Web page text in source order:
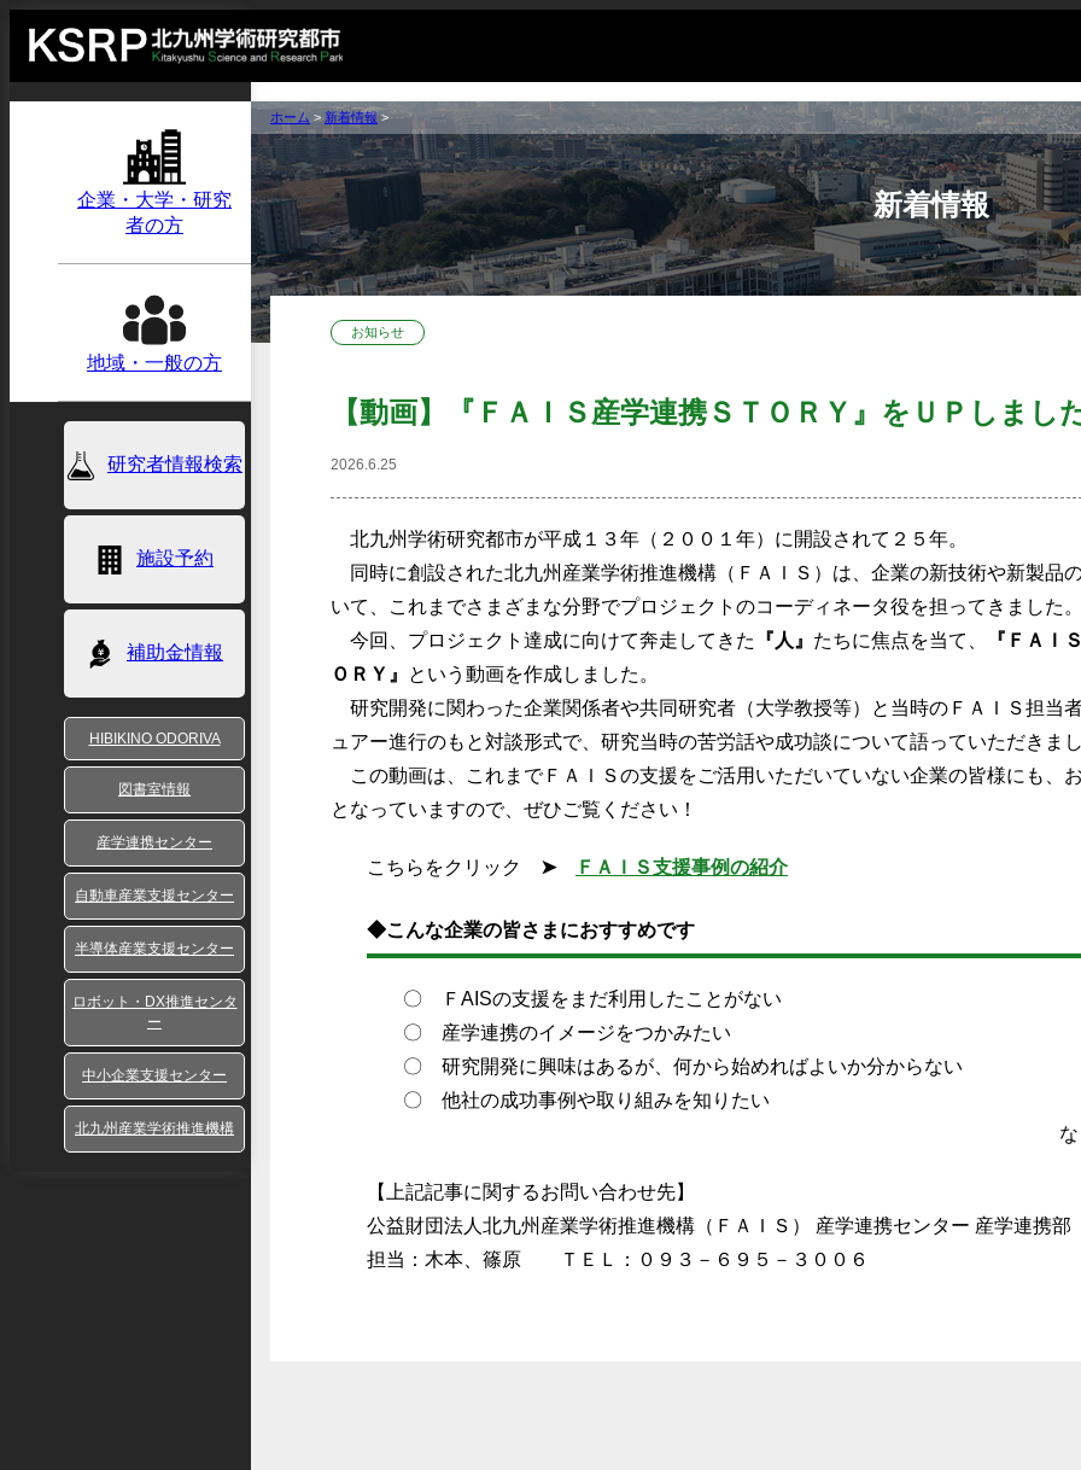
企業・大学・研究
者の方
地域・一般の方
研究者情報検索
施設予約
補助金情報
HIBIKINO ODORIVA
図書室情報
産学連携センター
自動車産業支援センター
半導体産業支援センター
ロボット・DX推進センタ
ー
中小企業支援センター
北九州産業学術推進機構
ホーム > 新着情報 >
新着情報
お知らせ
【動画】『ＦＡＩＳ産学連携ＳＴＯＲＹ』をＵＰしまし
2026.6.25
北九州学術研究都市が平成１３年（２００１年）に開設されて２５年。
同時に創設された北九州産業学術推進機構（ＦＡＩＳ）は、企業の新技術や新製品
いて、これまでさまざまな分野でプロジェクトのコーディネータ役を担ってきました
今回、プロジェクト達成に向けて奔走してきた
『人』 たちに焦点を当て、
『ＦＡＩ
ＯＲＹ』
という動画を作成しました。
研究開発に関わった企業関係者や共同研究者（大学教授等）と当時のＦＡＩＳ担当
ュアー進行のもと対談形式で、研究当時の苦労話や成功談について語っていただきま
この動画は、これまでＦＡＩＳの支援をご活用いただいていない企業の皆様にも、
となっていますので、ぜひご覧ください！
こちらをクリック ➤ ＦＡＩＳ支援事例の紹介
◆こんな企業の皆さまにおすすめです
〇 ＦAISの支援をまだ利用したことがない
〇 産学連携のイメージをつかみたい
〇 研究開発に興味はあるが、何から始めればよいか分からない
〇 他社の成功事例や取り組みを知りたい
な
【上記記事に関するお問い合わせ先】
公益財団法人北九州産業学術推進機構（ＦＡＩＳ） 産学連携センター 産学連携部
担当：木本、篠原 ＴＥＬ：０９３－６９５－３００６